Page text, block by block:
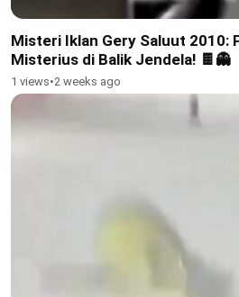
Misteri Iklan Gery Saluut 2010:
Misterius di Balik Jendela! 🍫👻
1 views•2 weeks ago